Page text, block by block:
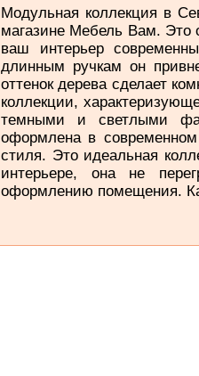
Модульная коллекция в
магазине Мебель Вам. Это
ваш интерьер
длинным ручкам он
оттенок дерева сделает
коллекции,
темными и светлыми
оформлена в
стиля. Это идеальная
интерьере, она не
оформлению помещения.